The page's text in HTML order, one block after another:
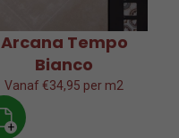
Arcana Tempo
Bianco
Vanaf €34,95 per m2
+